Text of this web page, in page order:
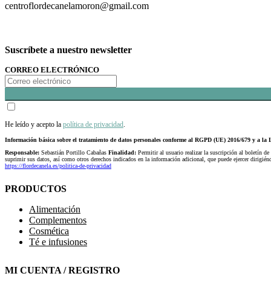
centroflordecanelamoron@gmail.com
Suscríbete a nuestro newsletter
CORREO ELECTRÓNICO
He leído y acepto la política de privacidad
Información básica sobre el tratamiento de datos personales conforme al RGPD (UE) 2016/679 y a la
Responsable: Sebastián Portillo Cabañas Finalidad: Permitir al usuario realizar la suscripción al boletín
suprimir sus datos, así como otros derechos indicados en la información adicional, que puede ejercer
https://flordecanela.es/politica-de-privacidad
PRODUCTOS
Alimentación
Complementos
Cosmética
Té e infusiones
MI CUENTA / REGISTRO